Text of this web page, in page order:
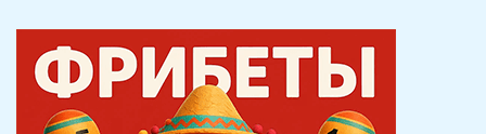
записям